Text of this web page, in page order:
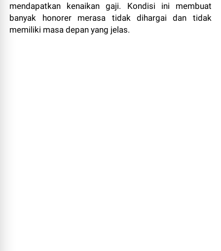
mendapatkan kenaikan gaji. Kondisi ini membuat
banyak honorer merasa tidak dihargai dan tidak
memiliki masa depan yang jelas.